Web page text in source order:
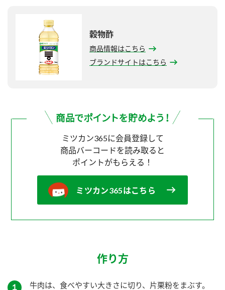
穀物酢
商品情報はこちら
ブランドサイトはこちら
ミツカン365に会員登録して
商品バーコードを読み取ると
ポイントがもらえる！
ミツカン365はこちら
作り方
１ 牛肉は、食べやすい大きさに切り、片栗粉をまぶす。